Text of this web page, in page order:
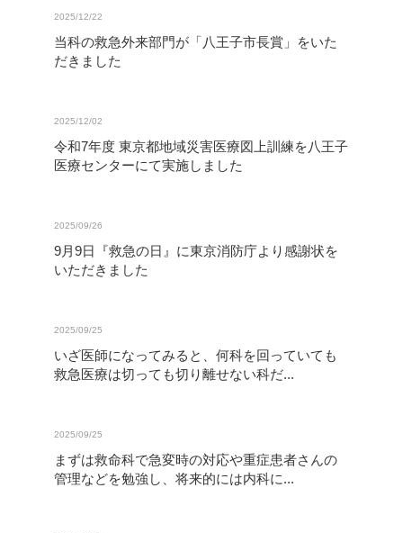
2025/12/22
当科の救急外来部門が「八王子市長賞」をいた
だきました
2025/12/02
令和7年度 東京都地域災害医療図上訓練を八王子
医療センターにて実施しました
2025/09/26
9月9日『救急の日』に東京消防庁より感謝状を
いただきました
2025/09/25
いざ医師になってみると、何科を回っていても
救急医療は切っても切り離せない科だ...
2025/09/25
まずは救命科で急変時の対応や重症患者さんの
管理などを勉強し、将来的には内科に...